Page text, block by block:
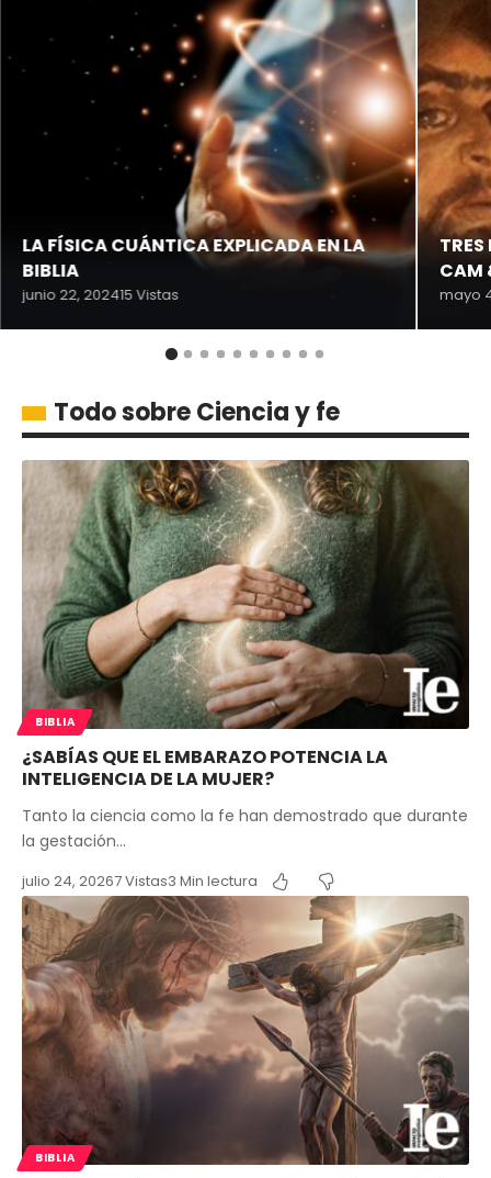
LA FÍSICA CUÁNTICA EXPLICADA EN LA
BIBLIA
junio 22, 202415 Vistas
CAM
mayo
Todo sobre Ciencia y fe
BIBLIA
¿SABÍAS QUE EL EMBARAZO POTENCIA LA
INTELIGENCIA DE LA MUJER?
Tanto la ciencia como la fe han demostrado que durante
la gestación…
julio 24, 20267 Vistas3 Min lectura
BIBLIA